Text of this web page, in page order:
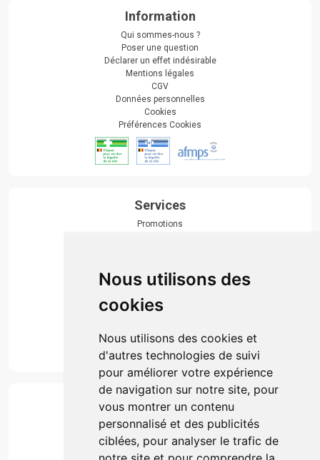
Nous utilisons des
cookies
Nous utilisons des cookies et
d'autres technologies de suivi
pour améliorer votre expérience
de navigation sur notre site, pour
vous montrer un contenu
personnalisé et des publicités
ciblées, pour analyser le trafic de
Information
Qui sommes-nous ?
Poser une question
Déclarer un effet indésirable
Mentions légales
CGV
Données personnelles
Cookies
Préférences Cookies
Services
Promotions
Actualités & conseils
Événements
Marques
Suivez-nous
Paiement
Simple, rapide et 100% sécurisé